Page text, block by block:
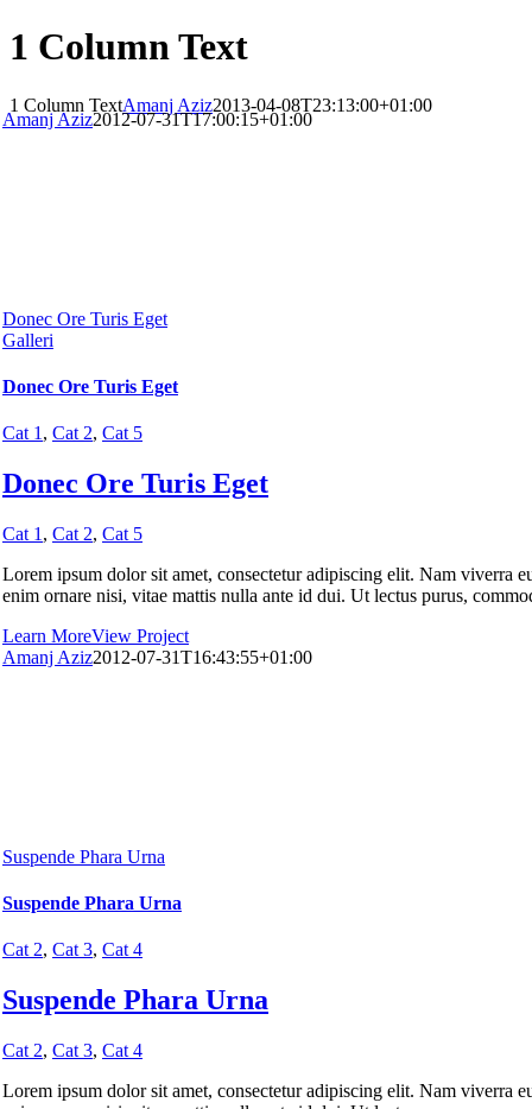
1 Column Text
1 Column TextAmanj Aziz2013-04-08T23:13:00+01:00
Amanj Aziz2012-07-31T17:00:15+01:00
Donec Ore Turis Eget
Galleri
Donec Ore Turis Eget
Cat 1, Cat 2, Cat 5
Donec Ore Turis Eget
Cat 1 , Cat 2, Cat 5
Lorem ipsum dolor sit amet, consectetur adipiscing elit. Nam viverra
enim ornare nisi, vitae mattis nulla ante id dui. Ut lectus purus,
Learn MoreView Project
Amanj Aziz2012-07-31T16:43:55+01:00
Suspende Phara Urna
Suspende Phara Urna
Cat 2, Cat 3, Cat 4
Suspende Phara Urna
Cat 2, Cat 3, Cat 4
Lorem ipsum dolor sit amet, consectetur adipiscing elit. Nam viverra